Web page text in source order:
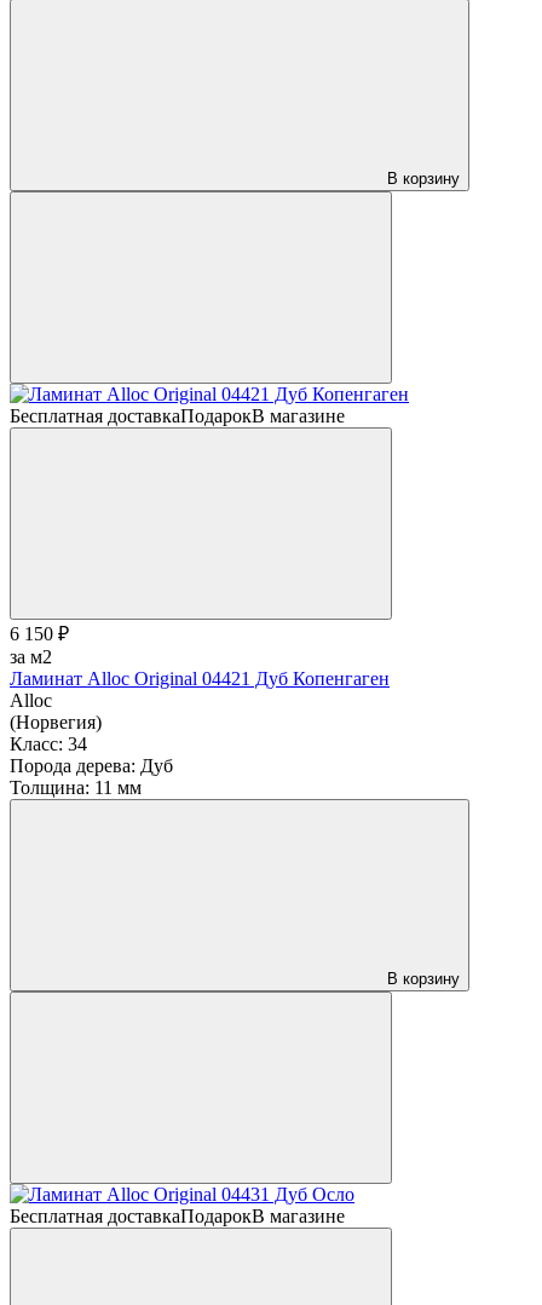
В корзину
Бесплатная доставкаПодарокВ магазине
6 150 ₽
за м2
Ламинат Alloc Original 04421 Дуб Копенгаген
Alloc
(Норвегия)
Класс: 34
Порода дерева: Дуб
Толщина: 11 мм
В корзину
Бесплатная доставкаПодарокВ магазине